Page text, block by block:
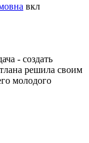
вкл
- создать
решила своим
молодого